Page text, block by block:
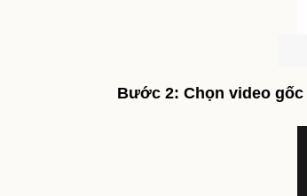
Bước 2: Chọn video gốc